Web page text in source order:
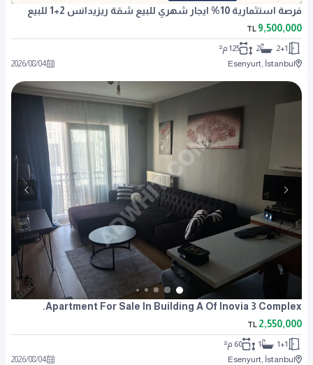
فرصة استثمارية 10% ايجار شهري للبيع شقة ريزيدانس 2+1 للبيع
9,500,000
TL
2+1
2
125 م²
Esenyurt, İstanbul
2026/08/04
Apartment For Sale In Building A Of Inovia 3 Complex.
2,550,000
TL
1+1
1
60 م²
Esenyurt, İstanbul
2026/08/04